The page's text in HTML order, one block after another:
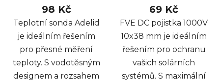
98 Kč
Teplotní sonda Adelid
je ideálním řešením
pro přesné měření
teploty. S vodotěsným
designem a rozsahem
69 Kč
FVE DC pojistka 1000V
10x38 mm je ideálním
řešením pro ochranu
vašich solárních
systémů. S maximální